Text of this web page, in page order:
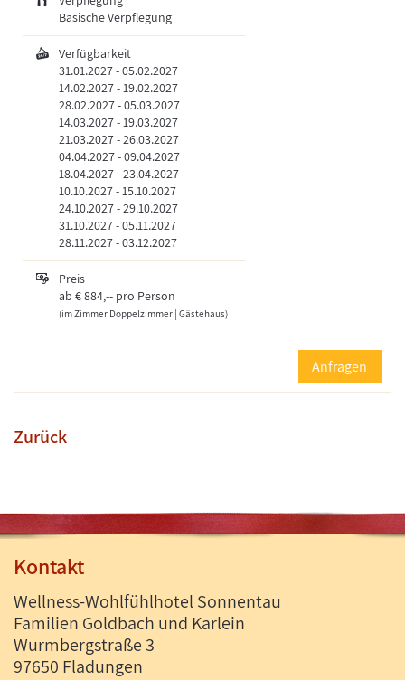
Basische Verpflegung
Verfügbarkeit
31.01.2027-05.02.2027
14.02.2027-19.02.2027
28.02.2027-05.03.2027
14.03.2027-19.03.2027
21.03.2027-26.03.2027
04.04.2027-09.04.2027
18.04.2027-23.04.2027
10.10.2027-15.10.2027
24.10.2027-29.10.2027
31.10.2027-05.11.2027
28.11.2027-03.12.2027
Preis
ab € 884,-- pro Person
(im Zimmer Doppelzimmer | Gästehaus)
Anfragen
Zurück
Kontakt
Wellness-Wohlfühlhotel Sonnentau
Familien Goldbach und Karlein
Wurmbergstraße 3
97650 Fladungen